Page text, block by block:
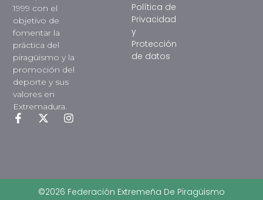
1999 con el
objetivo de
fomentar la
práctica del
piragüismo y la
promoción del
deporte y sus
valores en
Extremadura.
Política de
Privacidad
y
Protección
de datos
©2026 Federación Extremeña De Piragüismo